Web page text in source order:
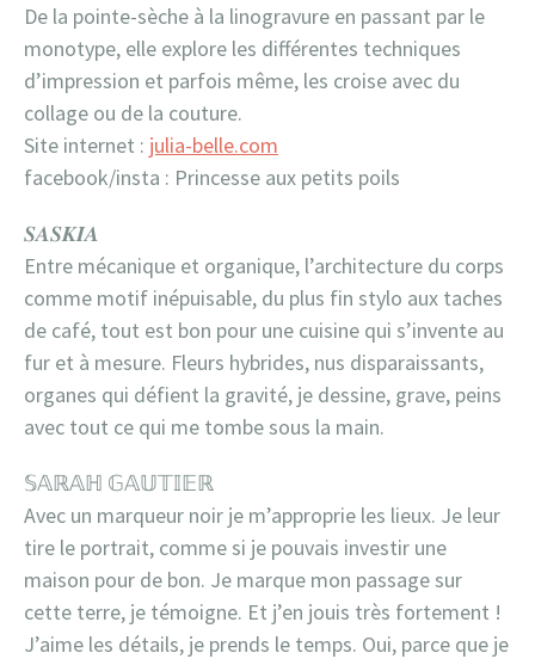
De la pointe-sèche à la linogravure en passant par le
monotype, elle explore les différentes techniques
d’impression et parfois même, les croise avec du
collage ou de la couture.
Site internet : julia-belle.com
facebook/insta : Princesse aux petits poils
𝑺𝑨𝑺𝑲𝑰𝑨
Entre mécanique et organique, l’architecture du corps
comme motif inépuisable, du plus fin stylo aux taches
de café, tout est bon pour une cuisine qui s’invente au
fur et à mesure. Fleurs hybrides, nus disparaissants,
organes qui défient la gravité, je dessine, grave, peins
avec tout ce qui me tombe sous la main.
𝕊𝔸ℝ𝔸ℍ 𝔾𝔸𝕌𝕋𝕀𝔼ℝ
Avec un marqueur noir je m’approprie les lieux. Je leur
tire le portrait, comme si je pouvais investir une
maison pour de bon. Je marque mon passage sur
cette terre, je témoigne. Et j’en jouis très fortement !
J’aime les détails, je prends le temps. Oui, parce que je